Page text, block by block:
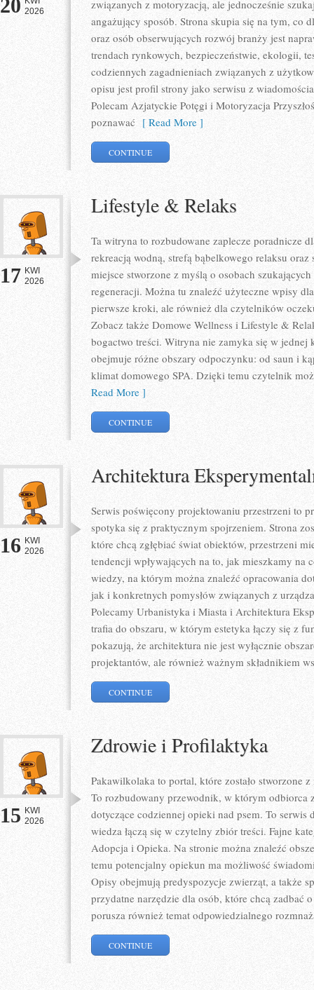
20 2026
związanych z motoryzacją, ale jednocześnie
angażujący sposób. Strona skupia się na tym, co
oraz osób obserwujących rozwój branży jest
trendach rynkowych, bezpieczeństwie, ekologii,
codziennych zagadnieniach związanych z
opisu jest profil strony jako serwisu z
Polecam Azjatyckie Potęgi i Motoryzacja
poznawać [ Read More ]
CONTINUE
17 KWI
2026
Lifestyle & Relaks
Ta witryna to rozbudowane zaplecze poradnicze
rekreacją wodną, strefą bąbelkowego relaksu
miejsce stworzone z myślą o osobach
regeneracji. Można tu znaleźć użyteczne wpisy
pierwsze kroki, ale również dla czytelników
Zobacz także Domowe Wellness i Lifestyle &
bogactwo treści. Witryna nie zamyka się w jednej
obejmuje różne obszary odpoczynku: od saun i
klimat domowego SPA. Dzięki temu czytelnik
Read More ]
CONTINUE
16 KWI
2026
Architektura
Serwis poświęcony projektowaniu przestrzeni to
spotyka się z praktycznym spojrzeniem. Strona
które chcą zgłębiać świat obiektów, przestrzeni
tendencji wpływających na to, jak mieszkamy na
wiedzy, na którym można znaleźć opracowania
jak i konkretnych pomysłów związanych z
Polecamy Urbanistyka i Miasta i Architektura
trafia do obszaru, w którym estetyka łączy się z
pokazują, że architektura nie jest wyłącznie
projektantów, ale również ważnym składnikiem
CONTINUE
15 KWI
2026
Zdrowie i Profilaktyka
Pakawilkolaka to portal, które zostało stworzone
To rozbudowany przewodnik, w którym odbiorca
dotyczące codziennej opieki nad psem. To serwis
wiedza łączą się w czytelny zbiór treści. Fajne
Adopcja i Opieka. Na stronie można znaleźć
temu potencjalny opiekun ma możliwość
Opisy obejmują predyspozycje zwierząt, a także
przydatne narzędzie dla osób, które chcą zadbać
porusza również temat odpowiedzialnego
CONTINUE